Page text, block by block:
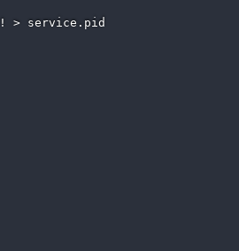
> service.pid